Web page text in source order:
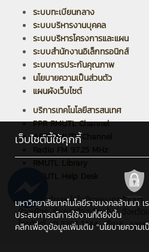
ระบบทะเบียนกลาง
ระบบบริหารงานบุคคล
ระบบบริหารโครงการและแผน
ระบบสำนักงานอิเล็กทรอนิกส์
ระบบการประกันคุณภาพ
นโยบายความเป็นส่วนตัว
แผนผังเว็บไซต์
บริการเทคโนโลยีสารสนเทศ
PPR RMUTL Channel
ARIT RMUTL Channel
Radio FM 97.25 MHz
มหาวิทยาลัยเทคโนโลยีราชมงคลล้านนา
ช้างเผือก อำเภอเมืองเชียงใหม่ จังหวัด
โทรศัพท์ : 0 5392 1444 , อีเมล :
เว็บไซต์นี้ใช้คุกกี้
มหาวิทยาลัยเทคโนโลยีราชมงคลล้านนา เ
ประสบการณ์การใช้งานที่ดียิ่งขึ้น
คลิกเพื่อดูข้อมูลเพิ่มเติม "นโยบายความ